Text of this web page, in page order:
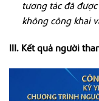
tương tác đã
không công khai
III. Kết quả người